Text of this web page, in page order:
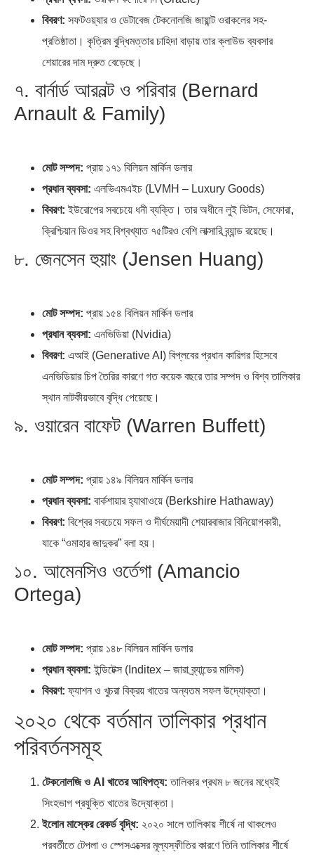
বিবরণ: সফটওয়্যার ও ডেটাবেজ টেকনোলজি জায়ান্ট ওরাকলের সহ-
প্রতিষ্ঠাতা। কৃত্রিম বুদ্ধিমত্তার চাহিদা বাড়ায় তার ক্লাউড ব্যবসার
শেয়ারের দাম দ্রুত বেড়েছে।
৭. বার্নার্ড আরনল্ট ও পরিবার (Bernard
Arnault & Family)
মোট সম্পদ: প্রায় ১৭১ বিলিয়ন মার্কিন ডলার
প্রধান ব্যবসা: এলভিএমএইচ (LVMH – Luxury Goods)
বিবরণ: ইউরোপের সবচেয়ে ধনী ব্যক্তি। তার অধীনে লুই ভিটন, সেফোরা,
ক্রিশ্চিয়ান ডিওর সহ বিশ্বখ্যাত ৭৫টিরও বেশি লাক্সারি ব্র্যান্ড রয়েছে।
৮. জেনসেন হুয়াং (Jensen Huang)
মোট সম্পদ: প্রায় ১৫৪ বিলিয়ন মার্কিন ডলার
প্রধান ব্যবসা: এনভিডিয়া (Nvidia)
বিবরণ: এআই (Generative AI) বিপ্লবের প্রধান কারিগর হিসেবে
এনভিডিয়ার চিপ তৈরির কারণে গত কয়েক বছরে তার সম্পদ ও বিশ্ব তালিকার
স্থান নাটকীয়ভাবে বৃদ্ধি পেয়েছে।
৯. ওয়ারেন বাফেট (Warren Buffett)
মোট সম্পদ: প্রায় ১৪৯ বিলিয়ন মার্কিন ডলার
প্রধান ব্যবসা: বার্কশায়ার হ্যাথাওয়ে (Berkshire Hathaway)
বিবরণ: বিশ্বের সবচেয়ে সফল ও দীর্ঘমেয়াদী শেয়ারবাজার বিনিয়োগকারী,
যাকে “ওমাহার জাদুকর” বলা হয়।
১০. আমেনসিও ওর্তেগা (Amancio
Ortega)
মোট সম্পদ: প্রায় ১৪৮ বিলিয়ন মার্কিন ডলার
প্রধান ব্যবসা: ইন্ডিটেক্স (Inditex – জারা ব্র্যান্ডের মালিক)
বিবরণ: ফ্যাশন ও খুচরা বিক্রয় খাতের অন্যতম সফল উদ্যোক্তা।
২০২০ থেকে বর্তমান তালিকার প্রধান
পরিবর্তনসমূহ
টেকনোলজি ও AI খাতের আধিপত্য: তালিকার প্রথম ৮ জনের মধ্যেই
সিংহভাগ প্রযুক্তি খাতের উদ্যোক্তা।
ইলোন মাস্কের রেকর্ড বৃদ্ধি: ২০২০ সালে তালিকায় শীর্ষে না থাকলেও
পরবর্তীতে টেপলা ও স্পেসএক্সের মূল্যস্ফীতির কারণে তিনি তালিকার শীর্ষে